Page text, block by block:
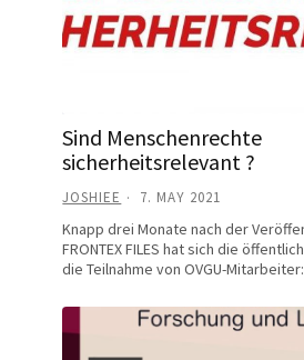
Sind Menschenrechte
sicherheitsrelevant ?
JOSHIEE 7. MAY 2021
Knapp drei Monate nach der
FRONTEX FILES hat sich die
die Teilnahme von OVGU-